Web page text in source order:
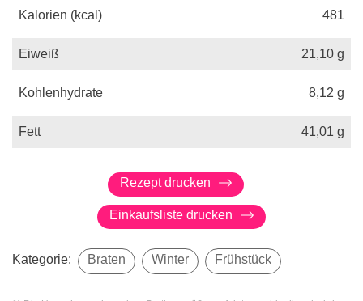
Kalorien (kcal) 481
Eiweiß 21,10 g
Kohlenhydrate 8,12 g
Fett 41,01 g
Rezept drucken
Einkaufsliste drucken
Kategorie: Braten Winter Frühstück